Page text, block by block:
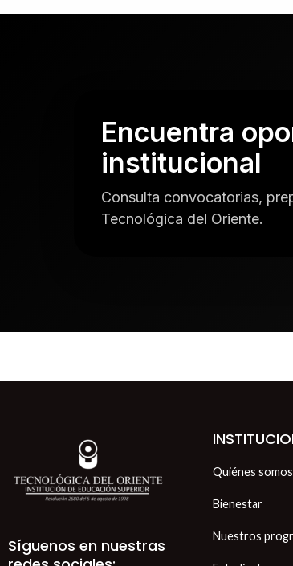
Encuentra
institucional
Consulta convocatorias,
Tecnológica del Oriente.
Síguenos en nuestras
Quiénes somos
Bienestar
Nuestros